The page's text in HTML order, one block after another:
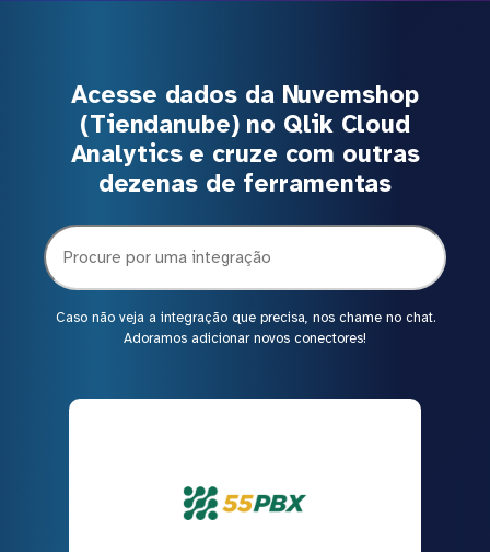
Acesse dados da Nuvemshop
(Tiendanube) no Qlik Cloud
Analytics e cruze com outras
dezenas de ferramentas
Caso não veja a integração que precisa, nos chame no chat.
Adoramos adicionar novos conectores!